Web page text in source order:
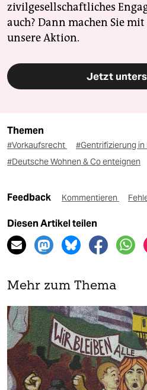
zivilgesellschaftliches
auch? Dann machen Sie
unsere Aktion.
Jetzt
Themen
#Vorkaufsrecht #Gentrifizierung in
#Deutsche Wohnen & Co enteignen
Feedback Kommentieren
Diesen Artikel teilen
Mehr zum Thema